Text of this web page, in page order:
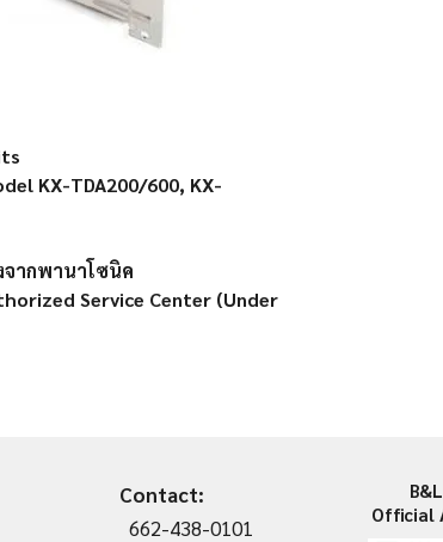
KX-TDA200/600, KX-
จากพานาโซนิค
Service Center (Under
Contact:
662-438-0101
Official